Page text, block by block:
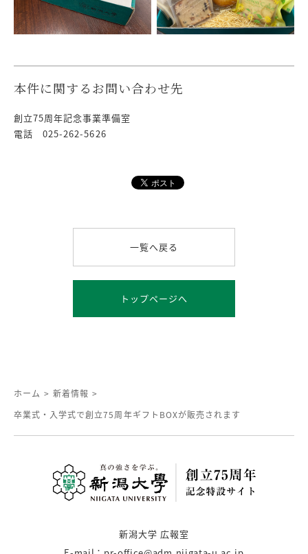
本件に関するお問い合わせ先
創立75周年記念事業準備室
電話 025-262-5626
一覧へ戻る
トップページへ
ホーム > 新着情報 >
卒業式・入学式で創立75周年ギフトBOXが販売されます
新潟大学 広報室